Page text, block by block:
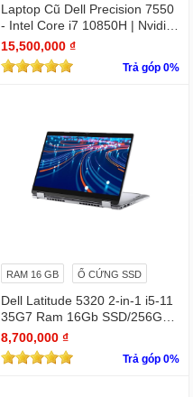
Laptop Cũ Dell Precision 7550
- Intel Core i7 10850H | Nvidia
Quadro T2000
15,500,000 ₫
Trả góp 0%
RAM 16 GB Ổ CỨNG SSD
Dell Latitude 5320 2-in-1 i5-11
35G7 Ram 16Gb SSD/256GB
13.3″ FHD X360 Touch
8,700,000 ₫
Trả góp 0%